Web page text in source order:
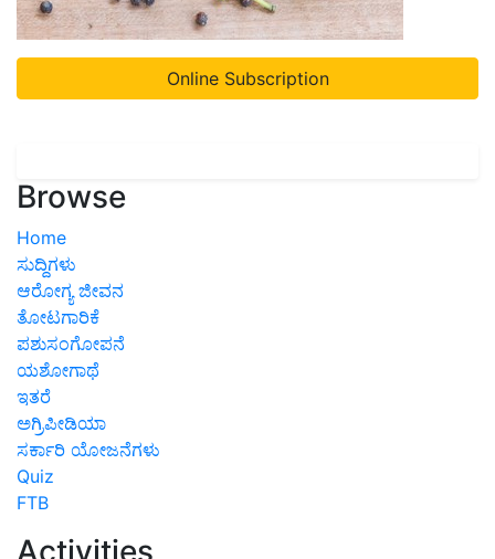
Online Subscription
Browse
Home
ಸುದ್ದಿಗಳು
ಆರೋಗ್ಯ ಜೀವನ
ತೋಟಗಾರಿಕೆ
ಪಶುಸಂಗೋಪನೆ
ಯಶೋಗಾಥೆ
ಇತರೆ
ಅಗ್ರಿಪೀಡಿಯಾ
ಸರ್ಕಾರಿ ಯೋಜನೆಗಳು
Quiz
FTB
Activities